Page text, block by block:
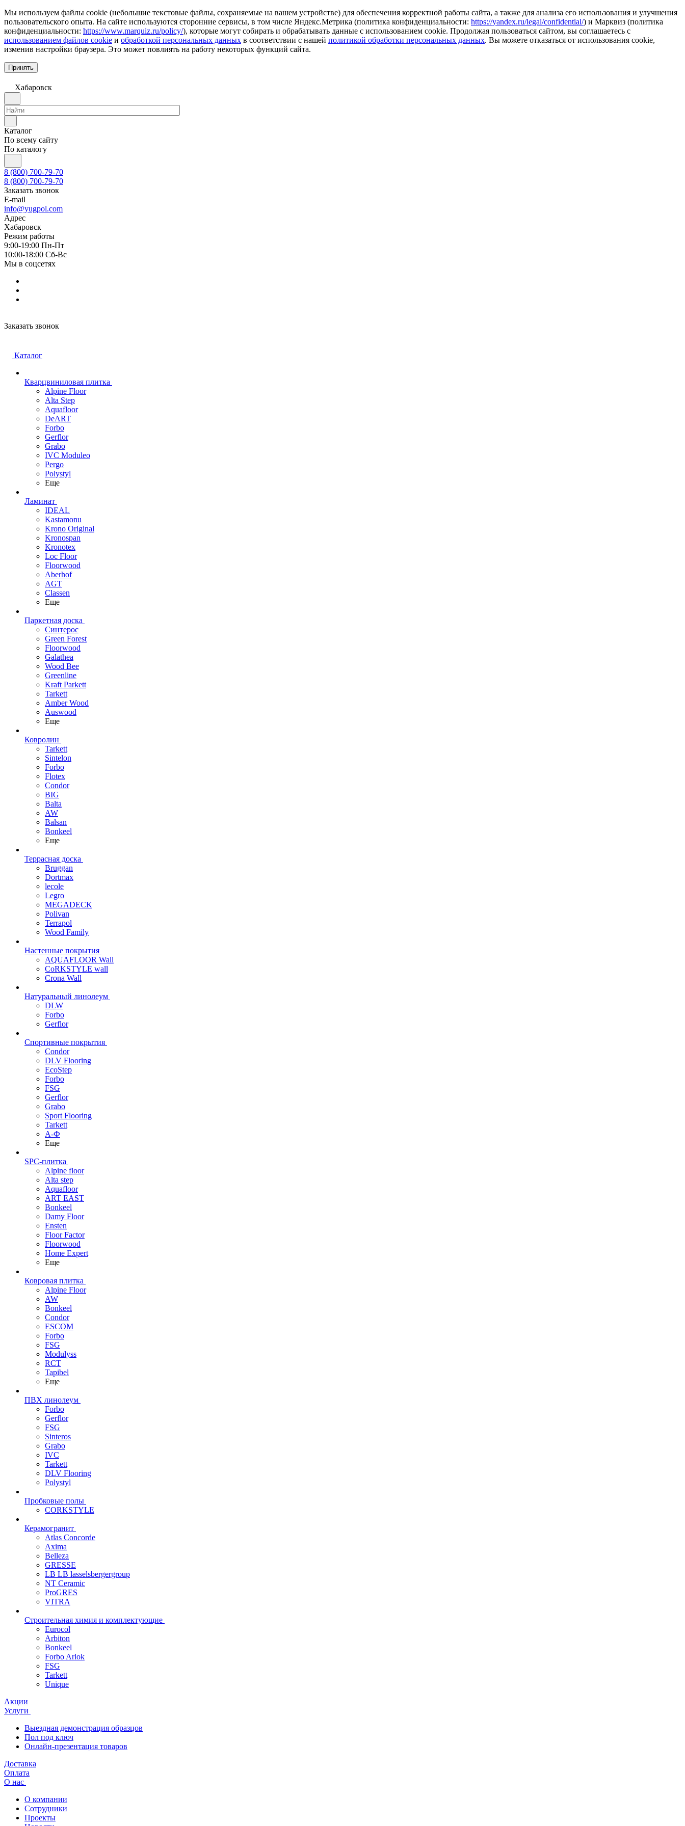
Мы используем файлы cookie (небольшие текстовые файлы, сохраняемые на вашем устройстве) для обеспечения корректной работы сайта, а также для анализа его использования и улучшения
пользовательского опыта. На сайте используются сторонние сервисы, в том числе Яндекс.Метрика (политика конфиденциальности: https://yandex.ru/legal/confidential/) и Марквиз (политика
конфиденциальности: https://www.marquiz.ru/policy/), которые могут собирать и обрабатывать данные с использованием cookie. Продолжая пользоваться сайтом, вы соглашаетесь с
использованием файлов cookie и обработкой персональных данных в соответствии с нашей политикой обработки персональных данных. Вы можете отказаться от использования cookie,
изменив настройки браузера. Это может повлиять на работу некоторых функций сайта.
Принять
Хабаровск
Каталог
По всему сайту
По каталогу
8 (800) 700-79-70
8 (800) 700-79-70
Заказать звонок
E-mail
info@yugpol.com
Адрес
Хабаровск
Режим работы
9:00-19:00 Пн-Пт
10:00-18:00 Cб-Вс
Мы в соцсетях
Заказать звонок
Каталог
Кварцвиниловая плитка
Alpine Floor
Alta Step
Aquafloor
DeART
Forbo
Gerflor
Grabo
IVC Moduleo
Pergo
Polystyl
Еще
Ламинат
IDEAL
Kastamonu
Krono Original
Kronospan
Kronotex
Loc Floor
Floorwood
Aberhof
AGT
Classen
Еще
Паркетная доска
Синтерос
Green Forest
Floorwood
Galathea
Wood Bee
Greenline
Kraft Parkett
Tarkett
Amber Wood
Auswood
Еще
Ковролин
Tarkett
Sintelon
Forbo
Flotex
Condor
BIG
Balta
AW
Balsan
Bonkeel
Еще
Террасная доска
Bruggan
Dortmax
lecole
Legro
MEGADECK
Polivan
Terrapol
Wood Family
Настенные покрытия
AQUAFLOOR Wall
CoRKSTYLE wall
Crona Wall
Натуральный линолеум
DLW
Forbo
Gerflor
Спортивные покрытия
Condor
DLV Flooring
EcoStep
Forbo
FSG
Gerflor
Grabo
Sport Flooring
Tarkett
А-Ф
Еще
SPC-плитка
Alpine floor
Alta step
Aquafloor
ART EAST
Bonkeel
Damy Floor
Ensten
Floor Factor
Floorwood
Home Expert
Еще
Ковровая плитка
Alpine Floor
AW
Bonkeel
Condor
ESCOM
Forbo
FSG
Modulyss
RCT
Tapibel
Еще
ПВХ линолеум
Forbo
Gerflor
FSG
Sinteros
Grabo
IVC
Tarkett
DLV Flooring
Polystyl
Пробковые полы
CORKSTYLE
Керамогранит
Atlas Concorde
Axima
Belleza
GRESSE
LB LB lasselsbergergroup
NT Ceramic
ProGRES
VITRA
Строительная химия и комплектующие
Eurocol
Arbiton
Bonkeel
Forbo Arlok
FSG
Tarkett
Unique
Акции
Услуги
Выездная демонстрация образцов
Пол под ключ
Онлайн-презентация товаров
Доставка
Оплата
О нас
О компании
Сотрудники
Проекты